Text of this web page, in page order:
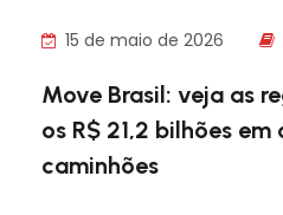
15 de maio de 2026
Move Brasil: veja as
os R$ 21,2 bilhões
caminhões